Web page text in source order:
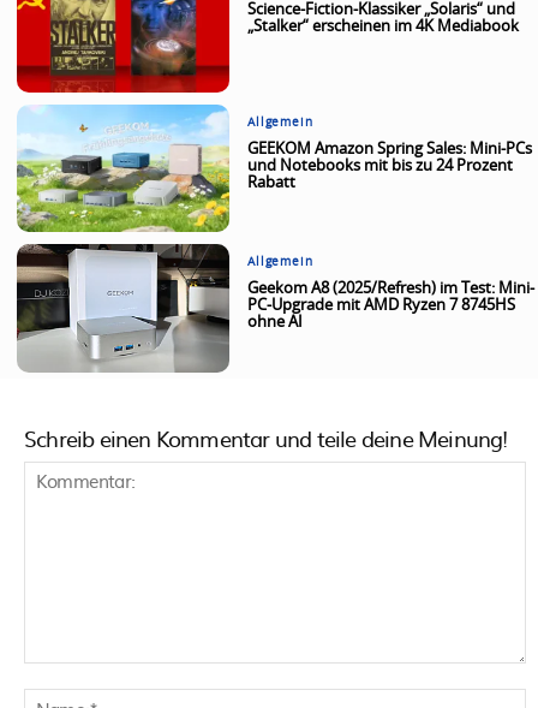
Science-Fiction-Klassiker „Solaris“ und
„Stalker“ erscheinen im 4K Mediabook
Allgemein
GEEKOM Amazon Spring Sales: Mini-PCs
und Notebooks mit bis zu 24 Prozent
Rabatt
Allgemein
Geekom A8 (2025/Refresh) im Test: Mini-
PC-Upgrade mit AMD Ryzen 7 8745HS
ohne AI
Schreib einen Kommentar und teile deine Meinung!